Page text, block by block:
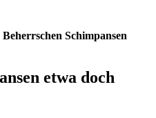
Beherrschen Schimpansen
etwa doch